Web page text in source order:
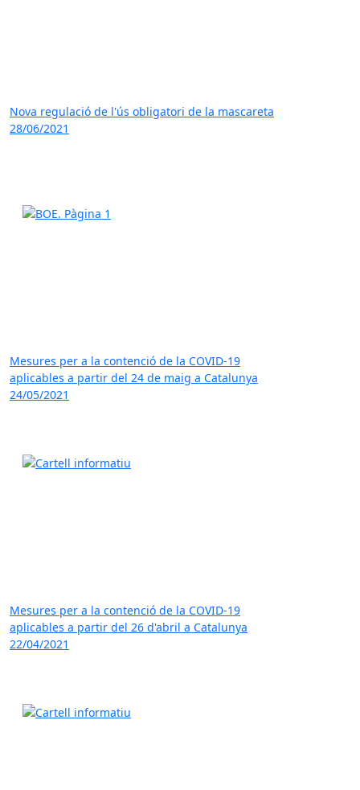
Nova regulació de l'ús obligatori de la mascareta
28/06/2021
Mesures per a la contenció de la COVID-19
aplicables a partir del 24 de maig a Catalunya
24/05/2021
Mesures per a la contenció de la COVID-19
aplicables a partir del 26 d'abril a Catalunya
22/04/2021